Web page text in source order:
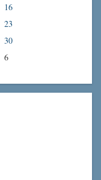
16
23
30
6